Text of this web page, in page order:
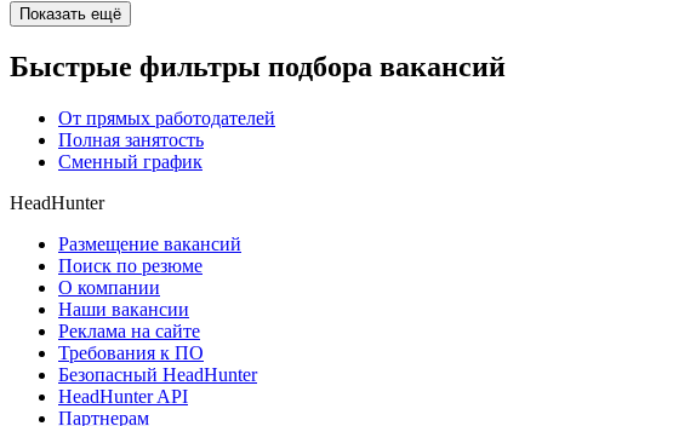
Показать ещё
Быстрые фильтры подбора вакансий
От прямых работодателей
Полная занятость
Сменный график
HeadHunter
Размещение вакансий
Поиск по резюме
О компании
Наши вакансии
Реклама на сайте
Требования к ПО
Безопасный HeadHunter
HeadHunter API
Партнерам